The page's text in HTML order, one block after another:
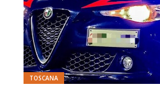
TOSCANA